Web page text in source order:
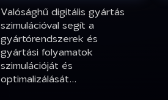
Valósághű digitális gyártás
szimulációval segít a
gyártórendszerek és
gyártási folyamatok
szimulációját és
optimalizálását...